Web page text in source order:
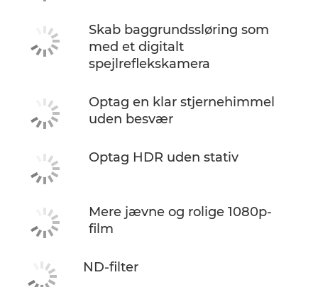
Skab baggrundssløring som
med et digitalt
spejlreflekskamera
Optag en klar stjernehimmel
uden besvær
Optag HDR uden stativ
Mere jævne og rolige 1080p-
film
ND-filter